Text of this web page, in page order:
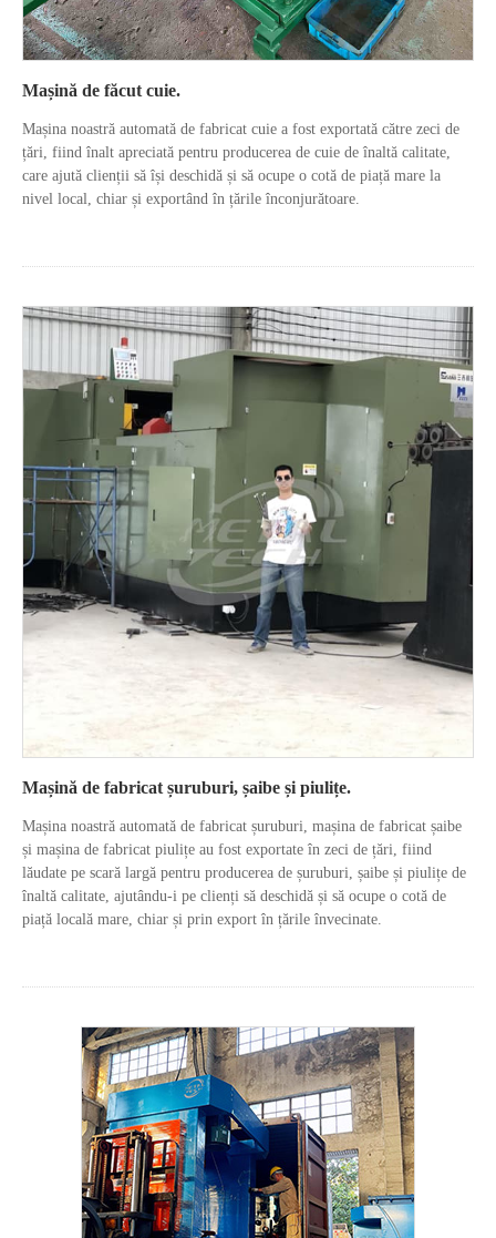
Mașină de făcut cuie.
Mașina noastră automată de fabricat cuie a fost exportată către zeci de
țări, fiind înalt apreciată pentru producerea de cuie de înaltă calitate,
care ajută clienții să își deschidă și să ocupe o cotă de piață mare la
nivel local, chiar și exportând în țările înconjurătoare.
Mașină de fabricat șuruburi, șaibe și piulițe.
Mașina noastră automată de fabricat șuruburi, mașina de fabricat șaibe
și mașina de fabricat piulițe au fost exportate în zeci de țări, fiind
lăudate pe scară largă pentru producerea de șuruburi, șaibe și piulițe de
înaltă calitate, ajutându-i pe clienți să deschidă și să ocupe o cotă de
piață locală mare, chiar și prin export în țările învecinate.